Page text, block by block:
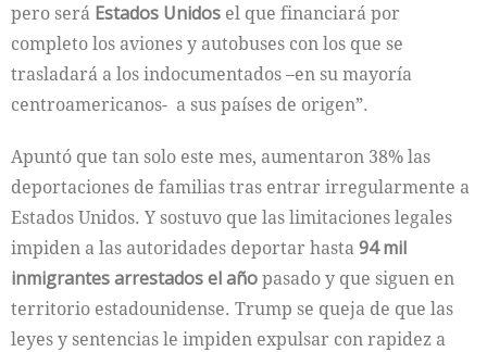
pero será Estados Unidos el que financiará por
completo los aviones y autobuses con los que se
trasladará a los indocumentados –en su mayoría
centroamericanos- a sus países de origen”.
Apuntó que tan solo este mes, aumentaron 38% las
deportaciones de familias tras entrar irregularmente a
Estados Unidos. Y sostuvo que las limitaciones legales
impiden a las autoridades deportar hasta94 mil
inmigrantes arrestados el añopasado y que siguen en
territorio estadounidense. Trump se queja de que las
leyes y sentencias le impiden expulsar con rapidez a